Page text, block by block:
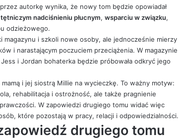
autorkę wynika, że nowy tom będzie opowiadał
tętniczym nadciśnieniu płucnym, wsparciu w związku,
odzieżowego.
i szkoli nowe osoby, ale jednocześnie mierzy
i narastającym poczuciem przeciążenia. W magazynie
i Jordan bohaterka będzie próbowała odkryć jego
i jej siostrą Millie na wycieczkę. To ważny motyw:
rehabilitacja i ostrożność, ale także pragnienie
W zapowiedzi drugiego tomu widać więc
które pozostają w pracy, relacji i odpowiedzialności.
drugiego tomu